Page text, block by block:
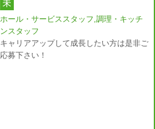
ホール・サービススタッフ,調理・キッチ
ンスタッフ
キャリアアップして成長したい方は是非ご
応募下さい！